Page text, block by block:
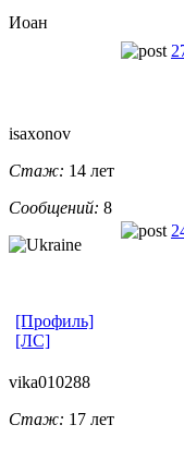
Иоан
isaxonov
Стаж: 14 лет
Сообщений: 8
[Профиль]
[ЛС]
vika010288
Стаж: 17 лет